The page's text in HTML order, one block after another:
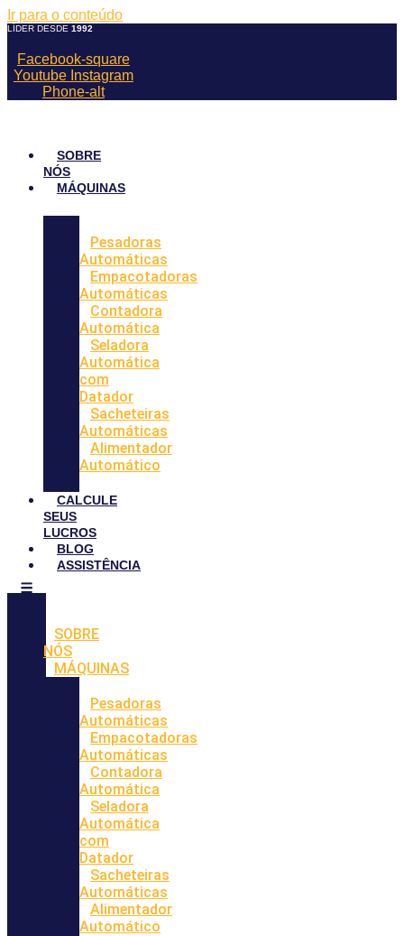
Ir para o conteúdo
LÍDER DESDE 1992
Facebook-square
Youtube Instagram
Phone-alt
SOBRE
NÓS
MÁQUINAS
Pesadoras
Automáticas
Empacotadoras
Automáticas
Contadora
Automática
Seladora
Automática
com
Datador
Sacheteiras
Automáticas
Alimentador
Automático
CALCULE
SEUS
LUCROS
BLOG
ASSISTÊNCIA
SOBRE
NÓS
MÁQUINAS
Pesadoras
Automáticas
Empacotadoras
Automáticas
Contadora
Automática
Seladora
Automática
com
Datador
Sacheteiras
Automáticas
Alimentador
Automático